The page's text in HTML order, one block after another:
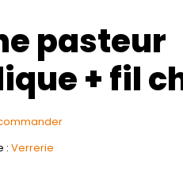
pasteur
+ fil
: Verrerie